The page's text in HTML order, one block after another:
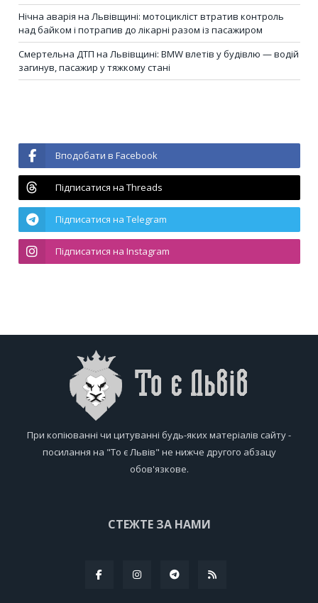
Нічна аварія на Львівщині: мотоцикліст втратив контроль
над байком і потрапив до лікарні разом із пасажиром
Смертельна ДТП на Львівщині: BMW влетів у будівлю — водій
загинув, пасажир у тяжкому стані
Вподобати в Facebook
Підписатися на Threads
Підписатися на Telegram
Підписатися на Instagram
При копіюванні чи цитуванні будь-яких матеріалів сайту -
посилання на "То є Львів" не нижче другого абзацу
обов'язкове.
СТЕЖТЕ ЗА НАМИ